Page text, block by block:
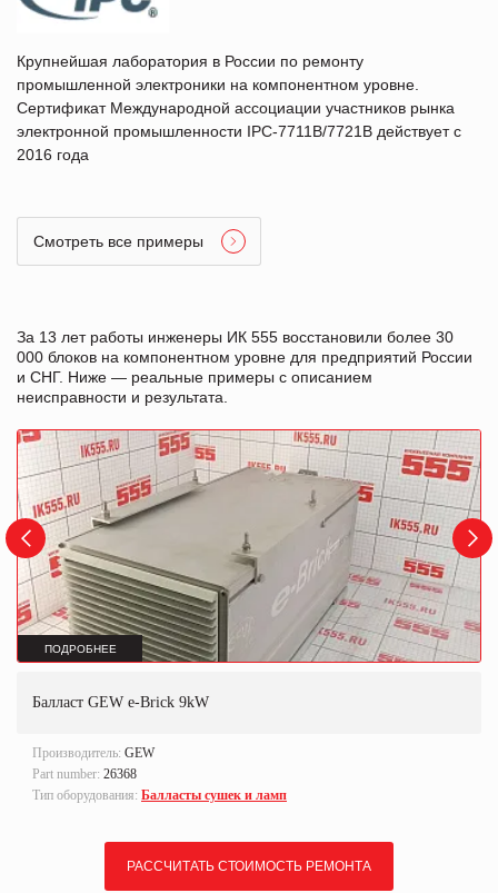
Крупнейшая лаборатория в России по ремонту
промышленной электроники на компонентном уровне.
Сертификат Международной ассоциации участников рынка
электронной промышленности IPC-7711B/7721B действует с
2016 года
Смотреть все примеры
За 13 лет работы инженеры ИК 555 восстановили более 30
000 блоков на компонентном уровне для предприятий России
и СНГ. Ниже — реальные примеры с описанием
неисправности и результата.
ПОДРОБНЕЕ
Балласт GEW e-Brick 9kW
Производитель: GEW
Part number: 26368
Тип оборудования: Балласты сушек и ламп
РАССЧИТАТЬ СТОИМОСТЬ РЕМОНТА